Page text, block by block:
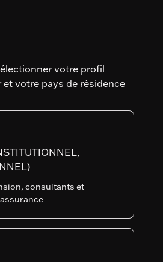
votre profil
votre pays de résidence
consultants et
BOND
Nombre de titres